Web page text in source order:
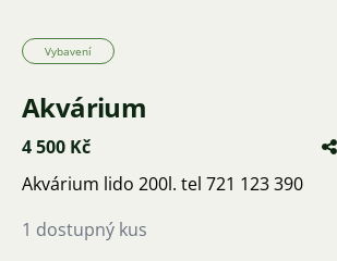
Vybavení
Akvárium
4 500 Kč
Akvárium lido 200l. tel 721 123 390
1 dostupný kus